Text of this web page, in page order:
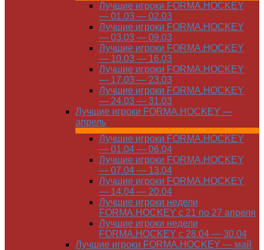
Лучшие игроки FORMA.HOCKEY
— 01.03 — 02.03
Лучшие игроки FORMA.HOCKEY
— 03.03 — 09.03
Лучшие игроки FORMA.HOCKEY
— 10.03 — 16.03
Лучшие игроки FORMA.HOCKEY
— 17.03 — 23.03
Лучшие игроки FORMA.HOCKEY
— 24.03 — 31.03
Лучшие игроки FORMA.HOCKEY —
апрель
Лучшие игроки FORMA.HOCKEY
— 01.04 — 06.04
Лучшие игроки FORMA.HOCKEY
— 07.04 — 13.04
Лучшие игроки FORMA.HOCKEY
— 14.04 — 20.04
Лучшие игроки недели
FORMA.HOCKEY с 21 по 27 апреля
Лучшие игроки недели
FORMA.HOCKEY с 28.04 — 30.04
Лучшие игроки FORMA.HOCKEY — май